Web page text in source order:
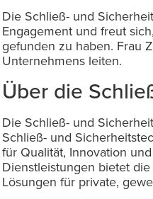
Die Schließ- und
Engagement und freut
gefunden zu haben. Frau
Unternehmens leiten.
Über die
Die Schließ- und
Schließ- und
für Qualität, Innovation
Dienstleistungen bietet
Lösungen für private,